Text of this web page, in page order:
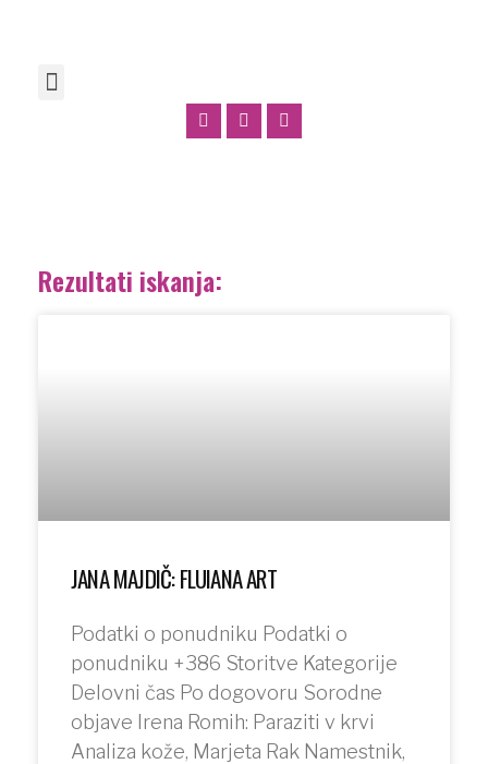
Rezultati iskanja:
JANA MAJDIČ: FLUIANA ART
Podatki o ponudniku Podatki o
ponudniku +386 Storitve Kategorije
Delovni čas Po dogovoru Sorodne
objave Irena Romih: Paraziti v krvi
Analiza kože, Marjeta Rak Namestnik,